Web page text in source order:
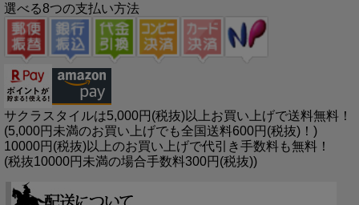
選べる8つの支払い方法
サクラスタイルは5,000円(税抜)以上お買い上げで送料無料！
(5,000円未満のお買い上げでも全国送料600円(税抜)！)
10000円(税抜)以上のお買い上げで代引き手数料も無料！
(税抜10000円未満の場合手数料300円(税抜))